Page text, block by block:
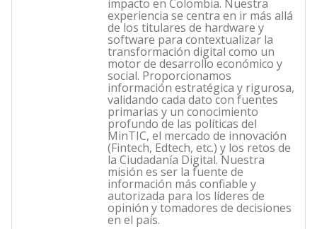
impacto en Colombia. Nuestra
experiencia se centra en ir más allá
de los titulares de hardware y
software para contextualizar la
transformación digital como un
motor de desarrollo económico y
social. Proporcionamos
información estratégica y rigurosa,
validando cada dato con fuentes
primarias y un conocimiento
profundo de las políticas del
MinTIC, el mercado de innovación
(Fintech, Edtech, etc.) y los retos de
la Ciudadanía Digital. Nuestra
misión es ser la fuente de
información más confiable y
autorizada para los líderes de
opinión y tomadores de decisiones
en el país.